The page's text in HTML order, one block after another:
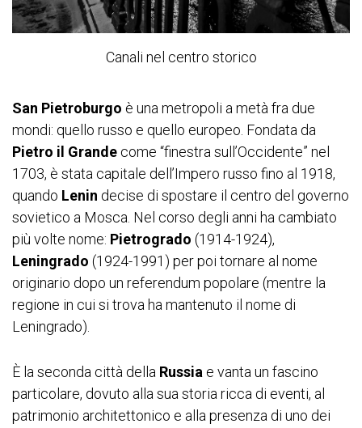
Canali nel centro storico
San Pietroburgo è una metropoli a metà fra due
mondi: quello russo e quello europeo. Fondata da
Pietro il Grande come “finestra sull’Occidente” nel
1703, è stata capitale dell’Impero russo fino al 1918,
quando Lenin decise di spostare il centro del governo
sovietico a Mosca. Nel corso degli anni ha cambiato
più volte nome: Pietrogrado (1914-1924),
Leningrado (1924-1991) per poi tornare al nome
originario dopo un referendum popolare (mentre la
regione in cui si trova ha mantenuto il nome di
Leningrado).
È la seconda città della Russia e vanta un fascino
particolare, dovuto alla sua storia ricca di eventi, al
patrimonio architettonico e alla presenza di uno dei